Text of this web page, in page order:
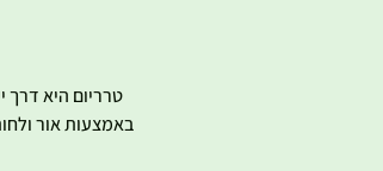
טרריום היא דרך
באמצעות אור